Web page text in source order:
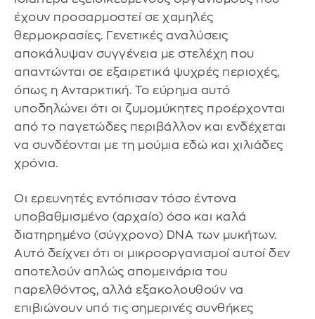
έχουν προσαρμοστεί σε χαμηλές
θερμοκρασίες. Γενετικές αναλύσεις
αποκάλυψαν συγγένεια με στελέχη που
απαντώνται σε εξαιρετικά ψυχρές περιοχές,
όπως η Ανταρκτική. Το εύρημα αυτό
υποδηλώνει ότι οι ζυμομύκητες προέρχονται
από το παγετώδες περιβάλλον και ενδέχεται
να συνδέονται με τη μούμια εδώ και χιλιάδες
χρόνια.
Οι ερευνητές εντόπισαν τόσο έντονα
υποβαθμισμένο (αρχαίο) όσο και καλά
διατηρημένο (σύγχρονο) DNA των μυκήτων.
Αυτό δείχνει ότι οι μικροοργανισμοί αυτοί δεν
αποτελούν απλώς απομεινάρια του
παρελθόντος, αλλά εξακολουθούν να
επιβιώνουν υπό τις σημερινές συνθήκες